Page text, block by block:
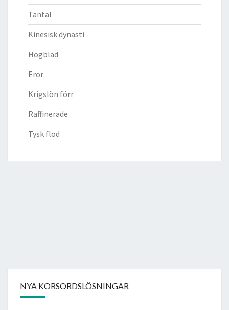
Tantal
Kinesisk dynasti
Högblad
Eror
Krigslön förr
Raffinerade
Tysk flod
NYA KORSORDSLÖSNINGAR